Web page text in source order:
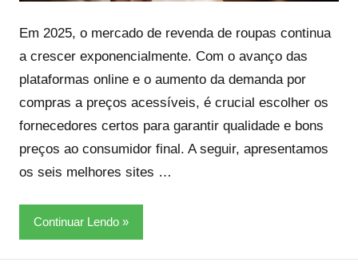
Em 2025, o mercado de revenda de roupas continua
a crescer exponencialmente. Com o avanço das
plataformas online e o aumento da demanda por
compras a preços acessíveis, é crucial escolher os
fornecedores certos para garantir qualidade e bons
preços ao consumidor final. A seguir, apresentamos
os seis melhores sites …
Continuar Lendo